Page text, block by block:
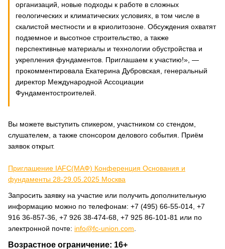
организаций, новые подходы к работе в сложных
геологических и климатических условиях, в том числе в
скалистой местности и в криолитозоне. Обсуждения охватят
подземное и высотное строительство, а также
перспективные материалы и технологии обустройства и
укрепления фундаментов. Приглашаем к участию!», —
прокомментировала Екатерина Дубровская, генеральный
директор Международной Ассоциации
Фундаментостроителей.
Вы можете выступить спикером, участником со стендом,
слушателем, а также спонсором делового события. Приём
заявок открыт.
Приглашение IAFC(МАФ) Конференция Основания и
фундаменты 28-29.05.2025 Москва
Запросить заявку на участие или получить дополнительную
информацию можно по телефонам: +7 (495) 66-55-014, +7
916 36-857-36, +7 926 38-474-68, +7 925 86-101-81 или по
электронной почте: info@fc-union.com
Возрастное ограничение: 16+